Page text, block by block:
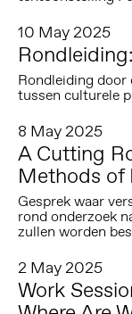
10 May 2025
Rondleiding
tussen culturele
8 May 2025
A Cutting
Methods of
Gesprek waar
rond onderzoek
zullen worden
2 May 2025
Work